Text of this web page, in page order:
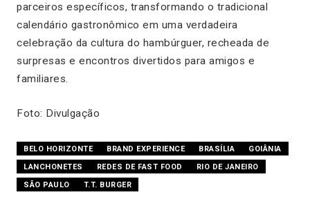
parceiros específicos, transformando o tradicional
calendário gastronômico em uma verdadeira
celebração da cultura do hambúrguer, recheada de
surpresas e encontros divertidos para amigos e
familiares.
Foto: Divulgação
BELO HORIZONTE BRAND EXPERIENCE BRASÍLIA
GOIÂNIA
LANCHONETES
REDES DE FAST FOOD
RIO DE JANEIRO
SÃO PAULO
T.T. BURGER